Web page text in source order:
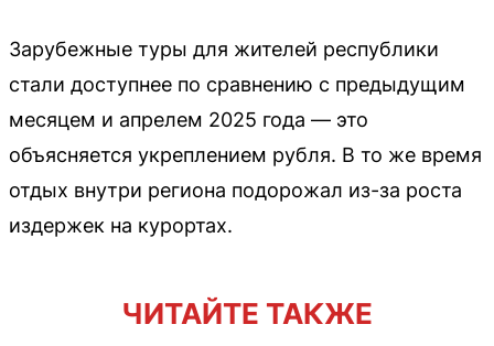
Зарубежные туры для жителей республики
стали доступнее по сравнению с предыдущим
месяцем и апрелем 2025 года — это
объясняется укреплением рубля. В то же время
отдых внутри региона подорожал из-за роста
издержек на курортах.
ЧИТАЙТЕ ТАКЖЕ